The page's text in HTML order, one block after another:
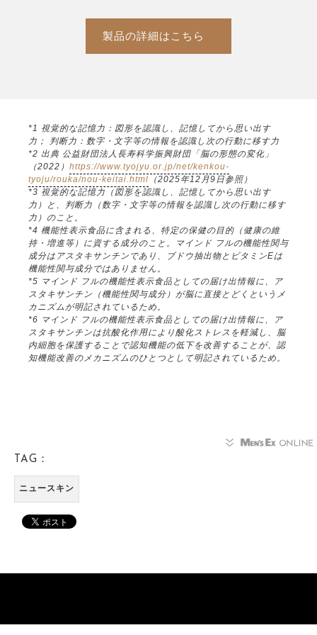
製品の詳細はこちら
*1 視覚的な記憶力：図形を認識し、記憶してから思い出す
力； 判断力：数字・文字等の情報を認識し次の行動に移す力
*2 出典 公益財団法人長寿科学振興財団「脳の形態の変化」
（2022） https://www.tyojyu.or.jp/net/kenkou-
tyoju/rouka/nou-keitai.html （2025年12月9日参照）
*3 視覚的な記憶力（図形を認識し、記憶してから思い出す
力）と、判断力（数字・文字等の情報を認識し次の行動に移す
力）のこと。
*4 機能性表示食品に含まれる、特定の保健の目的（健康の維
持・増進等）に資する成分のこと。マインド フルの機能性関与
成分はアスタキサンチンであり、ブドウ抽出物とビタミンEは
機能性関与成分ではありません。
*5 マインド フルの機能性表示食品としての届け出情報に、ア
スタキサンチン（機能性関与成分）が脳に直接とどくというメ
カニズムが明記されているため。
*6 マインド フルの機能性表示食品としての届け出情報に、ア
スタキサンチンは抗酸化作用により酸化ストレスを軽減し、脳
内細胞を保護することで認知機能の低下を改善することが、認
知機能改善のメカニズムのひとつとして明記されているため。
TAG：
ニュースキン